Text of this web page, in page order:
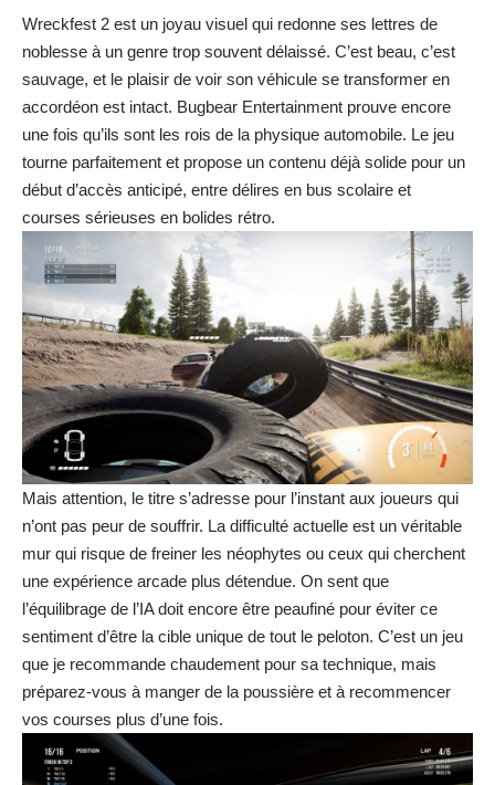
Wreckfest 2 est un joyau visuel qui redonne ses lettres de
noblesse à un genre trop souvent délaissé. C’est beau, c’est
sauvage, et le plaisir de voir son véhicule se transformer en
accordéon est intact. Bugbear Entertainment prouve encore
une fois qu’ils sont les rois de la physique automobile. Le jeu
tourne parfaitement et propose un contenu déjà solide pour un
début d’accès anticipé, entre délires en bus scolaire et
courses sérieuses en bolides rétro.
Mais attention, le titre s’adresse pour l’instant aux joueurs qui
n’ont pas peur de souffrir. La difficulté actuelle est un véritable
mur qui risque de freiner les néophytes ou ceux qui cherchent
une expérience arcade plus détendue. On sent que
l’équilibrage de l’IA doit encore être peaufiné pour éviter ce
sentiment d’être la cible unique de tout le peloton. C’est un jeu
que je recommande chaudement pour sa technique, mais
préparez-vous à manger de la poussière et à recommencer
vos courses plus d’une fois.